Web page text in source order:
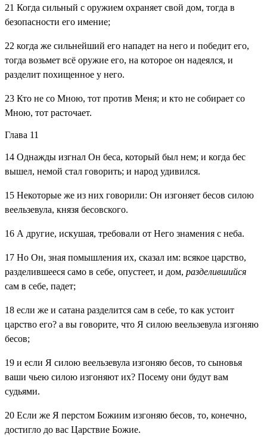
21 Когда сильный с оружием охраняет свой дом, тогда в
безопасности его имение;
22 когда же сильнейший его нападет на него и победит его,
тогда возьмет всё оружие его, на которое он надеялся, и
разделит похищенное у него.
23 Кто не со Мною, тот против Меня; и кто не собирает со
Мною, тот расточает.
Глава 11
14 Однажды изгнал Он беса, который был нем; и когда бес
вышел, немой стал говорить; и народ удивился.
15 Некоторые же из них говорили: Он изгоняет бесов силою
веельзевула, князя бесовского.
16 А другие, искушая, требовали от Него знамения с неба.
17 Но Он, зная помышления их, сказал им: всякое царство,
разделившееся само в себе, опустеет, и дом, разделившийся
сам в себе, падет;
18 если же и сатана разделится сам в себе, то как устоит
царство его? а вы говорите, что Я силою веельзевула изгоняю
бесов;
19 и если Я силою веельзевула изгоняю бесов, то сыновья
ваши чьею силою изгоняют их? Посему они будут вам
судьями.
20 Если же Я перстом Божиим изгоняю бесов, то, конечно,
достигло до вас Царствие Божие.